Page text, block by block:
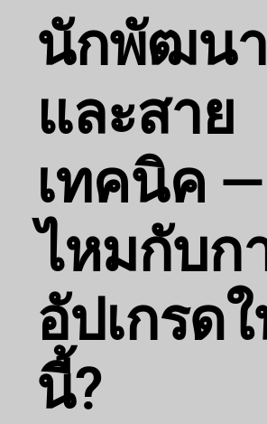
นักพัฒนา
และสาย
เทคนิค
ไหมกับก
อัปเกรด
นี้?